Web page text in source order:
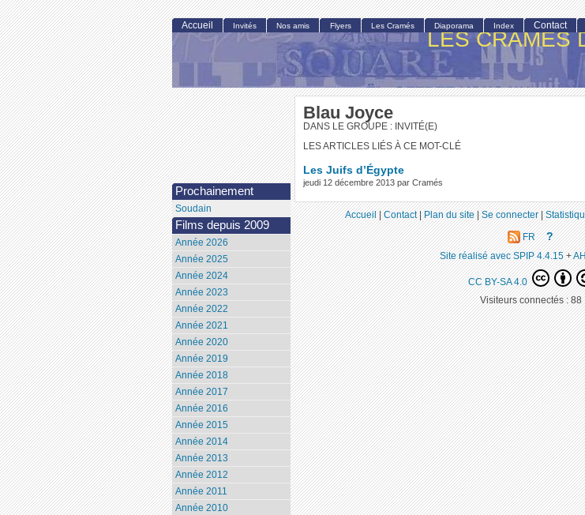
LES CRAMÉS
Blau Joyce
DANS LE GROUPE : INVITÉ(E)
LES ARTICLES LIÉS À CE MOT-CLÉ
Les Juifs d’Égypte
jeudi 12 décembre 2013 par Cramés
Accueil Invités Nos amis Flyers Les Cramés Diaporama Index Contact
Prochainement
Soudain
Films depuis 2009
Année 2026
Année 2025
Année 2024
Année 2023
Année 2022
Année 2021
Année 2020
Année 2019
Année 2018
Année 2017
Année 2016
Année 2015
Année 2014
Année 2013
Année 2012
Année 2011
Année 2010
Accueil|Contact|Plan du site|Se connecter|
FR ?
Site réalisé avec SPIP 4.4.15+
CC BY-SA 4.0
Visiteurs connectés :88